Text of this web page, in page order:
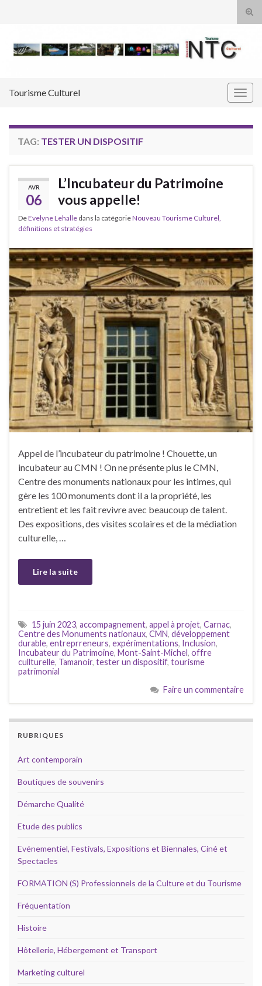
Tourisme Culturel
TAG: TESTER UN DISPOSITIF
AVR
06
L’Incubateur du Patrimoine
vous appelle!
DeEvelyne Lehalle dans la catégorieNouveau Tourisme Culturel,
définitions et stratégies
Appel de l’incubateur du patrimoine ! Chouette, un
incubateur au CMN ! On ne présente plus le CMN,
Centre des monuments nationaux pour les intimes, qui
gère les 100 monuments dont il a la propriété, les
entretient et les fait revivre avec beaucoup de talent.
Des expositions, des visites scolaires et de la médiation
culturelle, …
Lire la suite
15 juin 2023, accompagnement, appel à projet, Carnac,
Centre des Monuments nationaux, CMN, développement
durable, entreprreneurs, expérimentations, Inclusion,
Incubateur du Patrimoine, Mont-Saint-Michel, offre
cullturelle, Tamanoir, tester un dispositif, tourisme
patrimonial
Faire un commentaire
RUBRIQUES
Art contemporain
Boutiques de souvenirs
Démarche Qualité
Etude des publics
Evénementiel, Festivals, Expositions et Biennales, Ciné et
Spectacles
FORMATION (S) Professionnels de la Culture et du Tourisme
Fréquentation
Histoire
Hôtellerie, Hébergement et Transport
Marketing culturel